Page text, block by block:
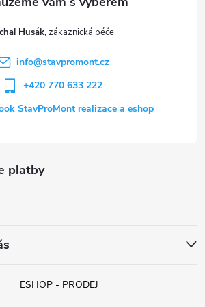
platby
Husák
info@stavpromont.cz
+420 770 633 222
StavProMont realizace a eshop
ESHOP - PRODEJ